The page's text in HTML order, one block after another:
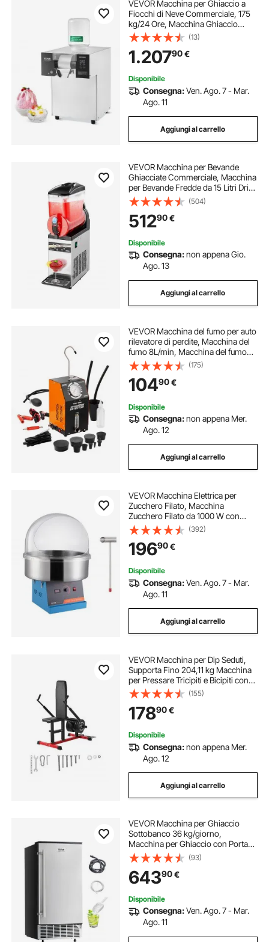
VEVOR Macchina per Ghiaccio a
Fiocchi di Neve Commerciale, 175
kg/24 Ore, Macchina Ghiaccio
Tritato in Acciaio Inox, Sistema di
Raffreddamento a Liquido per
Dissipazione Calore, per Panetteria,
Bar
(13)
1.20790€
Disponibile
Consegna:Ven. Ago. 7 - Mar.
Ago. 11
Aggiungi al carrello
VEVOR Macchina per Bevande
Ghiacciate Commerciale, Macchina
per Bevande Fredde da 15 Litri Drink
Frullati Margarita in Acciaio Inox,
Frullatore per Slush per Feste
Ristoranti, Caffetterie, Bar
(504)
51290€
Disponibile
Consegna:non appena Gio.
Ago. 13
Aggiungi al carrello
VEVOR Macchina del fumo per auto
rilevatore di perdite, Macchina del
fumo 8L/min, Macchina del fumo
per auto modalità aria fumo,
Rilevatore di perdite con
manometro pompe ad aria da auto
portatile
(175)
10490€
Disponibile
Consegna:non appena Mer.
Ago. 12
Aggiungi al carrello
VEVOR Macchina Elettrica per
Zucchero Filato, Macchina
Zucchero Filato da 1000 W con
Coperchio, Ciotola in Acciaio
Inossidabile, Paletta per
Zucchero,Compleanno di Bambini,
Feste in Famiglia, Blu
(392)
19690€
Disponibile
Consegna:Ven. Ago. 7 - Mar.
Ago. 11
Aggiungi al carrello
VEVOR Macchina per Dip Seduti,
Supporta Fino 204,11 kg Macchina
per Pressare Tricipiti e Bicipiti con
Barra per Cavi, Sedile Schienale
Regolabili, Attrezzatura per Esercizi
per l'Allenamento di Torace
(155)
17890€
Disponibile
Consegna:non appena Mer.
Ago. 12
Aggiungi al carrello
VEVOR Macchina per Ghiaccio
Sottobanco 36 kg/giorno,
Macchina per Ghiaccio con Porta
Reversibile in Acciaio Inox,
Macchina per Cubetti di Ghiaccio,
per Cucine Private Commerciali,
Drenaggio Elettrico
(93)
64390€
Disponibile
Consegna:Ven. Ago. 7 - Mar.
Ago. 11